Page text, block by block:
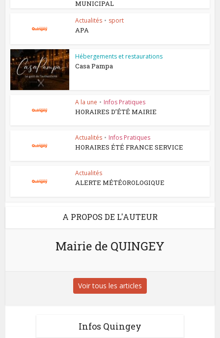
MUNICIPAL
Actualités • sport
APA
Hébergements et restaurations
Casa Pampa
A la une • Infos Pratiques
HORAIRES D’ÉTÉ MAIRIE
Actualités • Infos Pratiques
HORAIRES ÉTÉ FRANCE SERVICE
Actualités
ALERTE MÉTÉOROLOGIQUE
A PROPOS DE L'AUTEUR
Mairie de QUINGEY
Voir tous les articles
Infos Quingey